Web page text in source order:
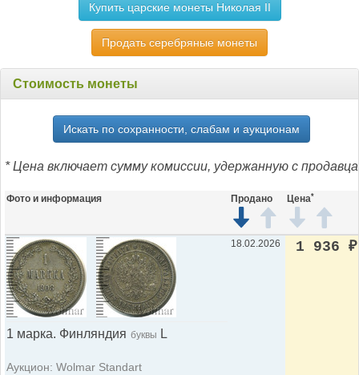
Купить царские монеты Николая II
Продать серебряные монеты
Стоимость монеты
Искать по сохранности, слабам и аукционам
* Цена включает сумму комиссии, удержанную с продавца
Фото и информация Продано Цена*
1 марка. Финляндия буквы L
Аукцион: Wolmar Standart
18.02.2026 1 936 ₽